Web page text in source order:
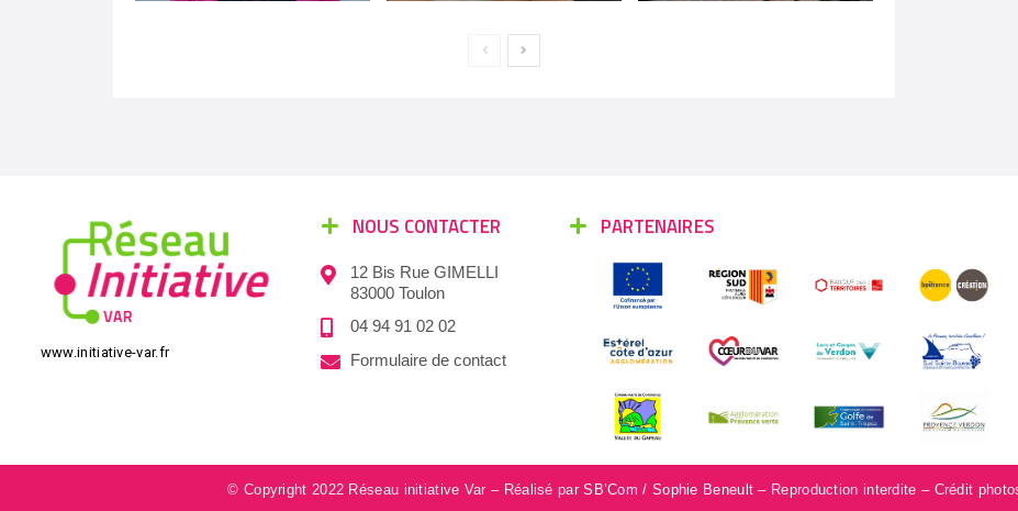
www.initiative-var.fr
NOUS CONTACTER
12 Bis Rue GIMELLI
83000 Toulon
04 94 91 02 02
Formulaire de contact
PARTENAIRES
© Copyright 2022 Réseau initiative Var – Réalisé parSB’Com / Sophie Beneult – Reproduction interdite – Crédit